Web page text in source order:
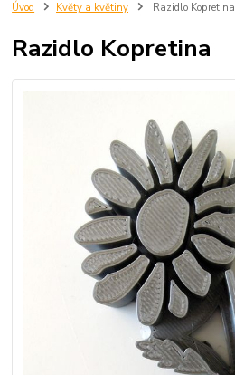
Úvod Květy a květiny Razidlo Kopretina
Razidlo Kopretina